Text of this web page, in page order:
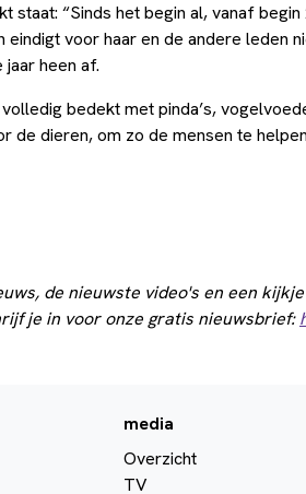
staat: “Sinds het begin al, vanaf
eindigt voor haar en de andere leden
heen af.
bedekt met pinda’s,
de dieren, om zo de mensen te
de nieuwste video's en een
je in voor onze gratis nieuwsbrief:
media
Overzicht
TV